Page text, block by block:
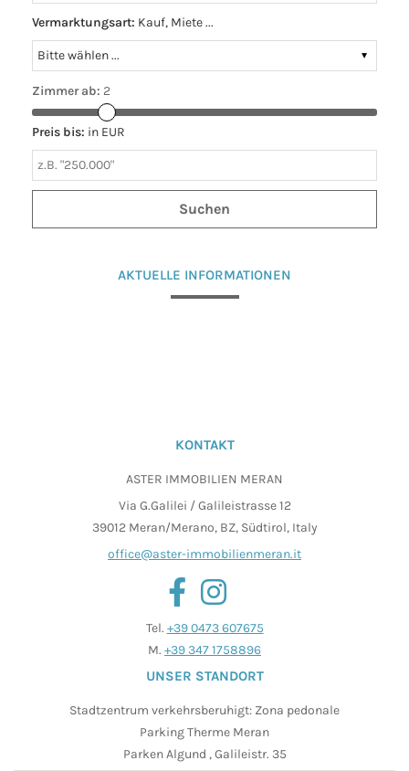
Vermarktungsart: Kauf, Miete ...
Zimmer ab: 2
Preis bis: in EUR
AKTUELLE INFORMATIONEN
KONTAKT
ASTER IMMOBILIEN MERAN
Via G.Galilei / Galileistrasse 12
39012 Meran/Merano, BZ, Südtirol, Italy
office@aster-immobilienmeran.it
Tel. +39 0473 607675
M. +39 347 1758896
UNSER STANDORT
Stadtzentrum verkehrsberuhigt: Zona pedonale
Parking Therme Meran
Parken Algund , Galileistr. 35